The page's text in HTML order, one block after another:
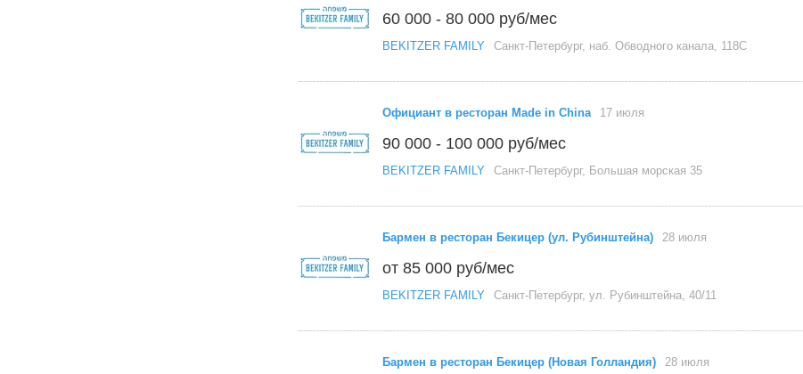
60 000 - 80 000 руб/мес
BEKITZER FAMILY Санкт-Петербург, наб. Обводного канала, 118С
Официант в ресторан Made in China 17 июля
90 000 - 100 000 руб/мес
BEKITZER FAMILY Санкт-Петербург, Большая морская 35
Бармен в ресторан Бекицер (ул. Рубинштейна) 28 июля
от 85 000 руб/мес
BEKITZER FAMILY Санкт-Петербург, ул. Рубинштейна, 40/11
Бармен в ресторан Бекицер (Новая Голландия) 28 июля